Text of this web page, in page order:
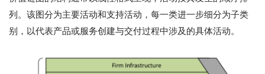
列。该图分为主要活动和支持活动，每一类进一步细分为子类
别，以代表产品或服务创建与交付过程中涉及的具体活动。